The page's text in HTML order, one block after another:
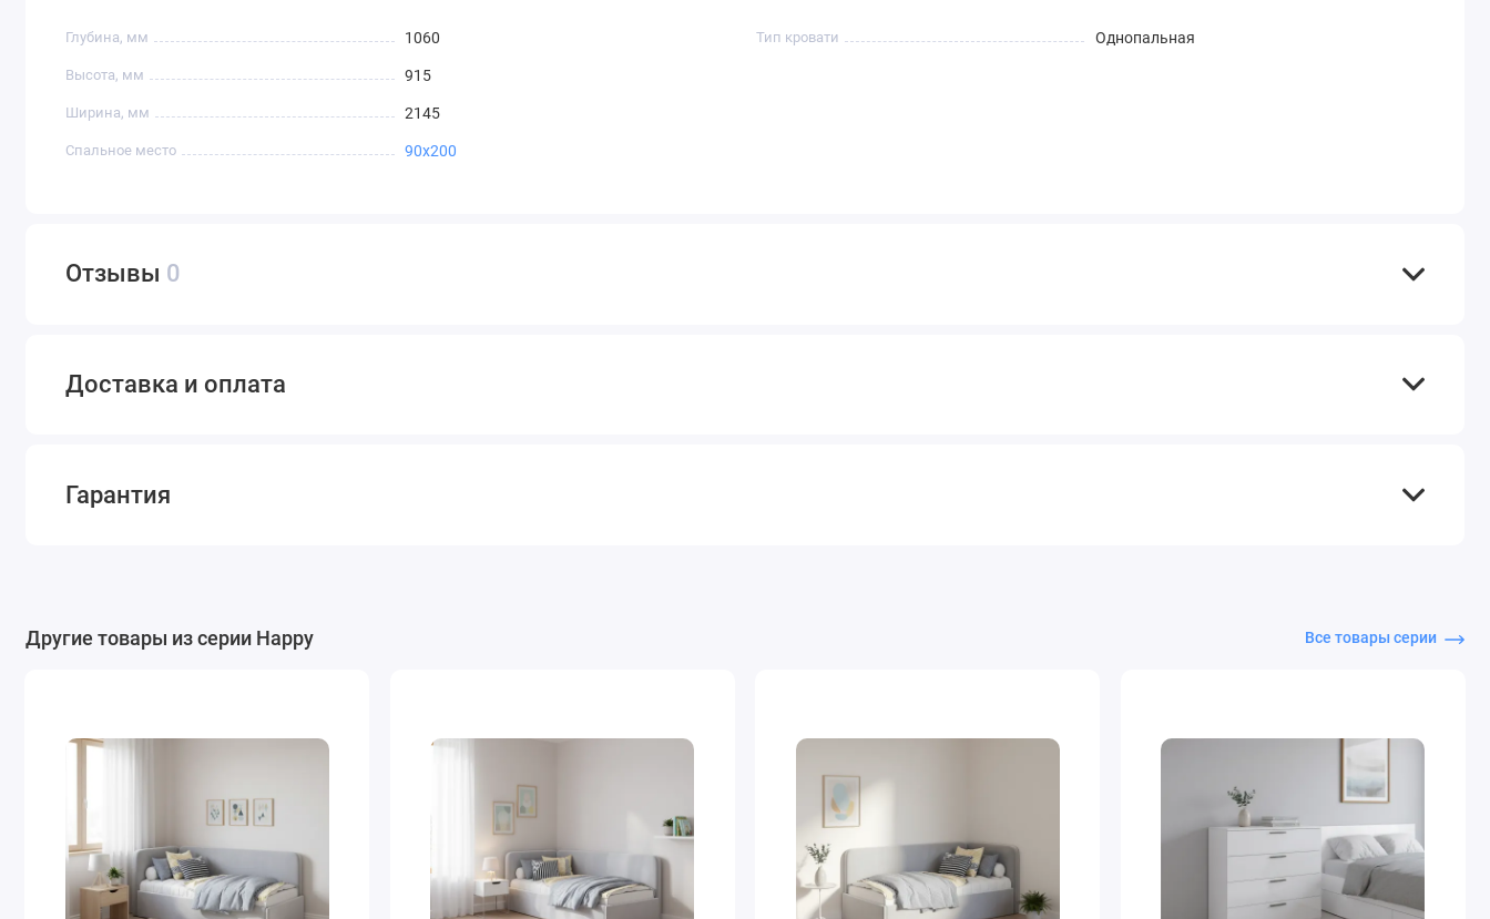
Глубина, мм 1060
Высота, мм 915
Ширина, мм 2145
Спальное место 90x200
Тип кровати Однопальная
Отзывы 0
Доставка и оплата
Гарантия
Другие товары из серии Happy Все товары серии